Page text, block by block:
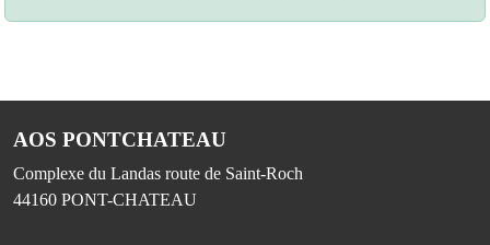
AOS PONTCHATEAU
Complexe du Landas route de Saint-Roch
44160 PONT-CHATEAU